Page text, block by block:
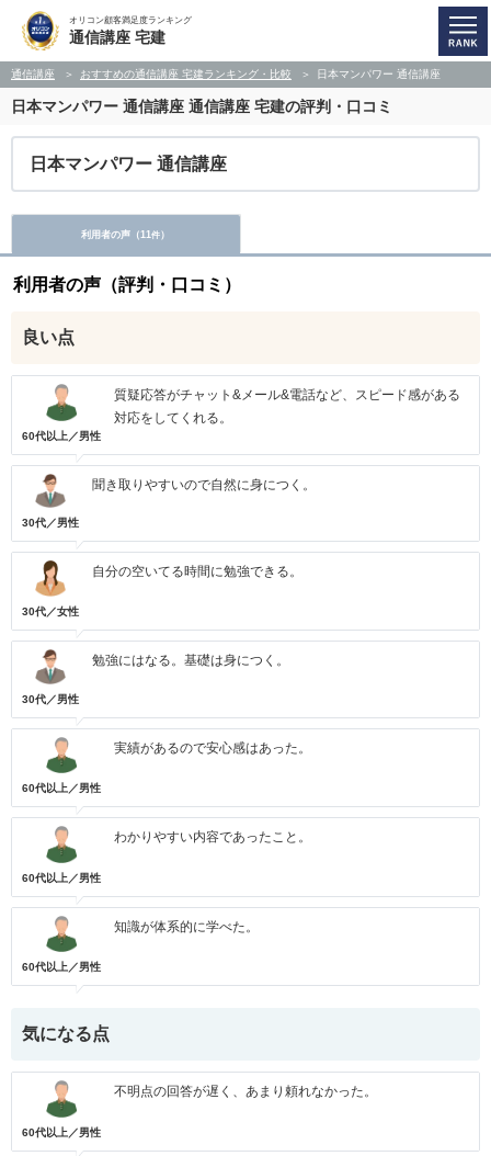
オリコン顧客満足度ランキング
通信講座 宅建
通信講座 おすすめの通信講座 宅建ランキング・比較 日本マンパワー 通信講座
日本マンパワー 通信講座 通信講座 宅建の評判・口コミ
日本マンパワー 通信講座
利用者の声（11件）
利用者の声（評判・口コミ）
良い点
60代以上／男性
質疑応答がチャット&メール&電話など、スピード感がある
対応をしてくれる。
30代／男性
聞き取りやすいので自然に身につく。
30代／女性
自分の空いてる時間に勉強できる。
30代／男性
勉強にはなる。基礎は身につく。
60代以上／男性
実績があるので安心感はあった。
60代以上／男性
わかりやすい内容であったこと。
60代以上／男性
知識が体系的に学べた。
気になる点
60代以上／男性
不明点の回答が遅く、あまり頼れなかった。